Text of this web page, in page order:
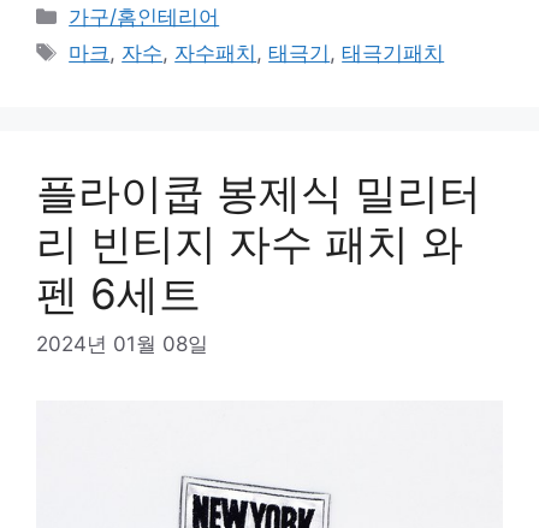
카
테
가구/홈인테리어
태
마크, 자수, 자수패치 ,태극기 ,태극기패치
플라이쿱 봉제식 밀리터
리 빈티지 자수 패치 와
펜 6세트
2024년 01월 08일